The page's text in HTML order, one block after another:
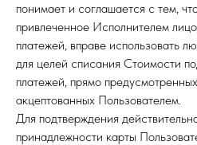
понимает и соглашается с тем,
привлеченное Исполнителем
платежей, вправе использовать
для целей списания Стоимости
платежей, прямо
акцептованных Пользователем.
Для подтверждения
принадлежности карты